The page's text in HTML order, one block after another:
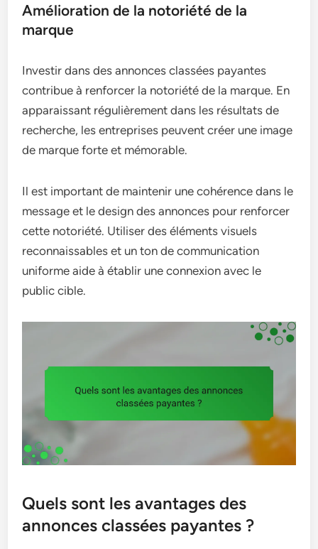
Amélioration de la notoriété de la
marque
Investir dans des annonces classées payantes
contribue à renforcer la notoriété de la marque. En
apparaissant régulièrement dans les résultats de
recherche, les entreprises peuvent créer une image
de marque forte et mémorable.
Il est important de maintenir une cohérence dans le
message et le design des annonces pour renforcer
cette notoriété. Utiliser des éléments visuels
reconnaissables et un ton de communication
uniforme aide à établir une connexion avec le
public cible.
Quels sont les avantages des
annonces classées payantes ?